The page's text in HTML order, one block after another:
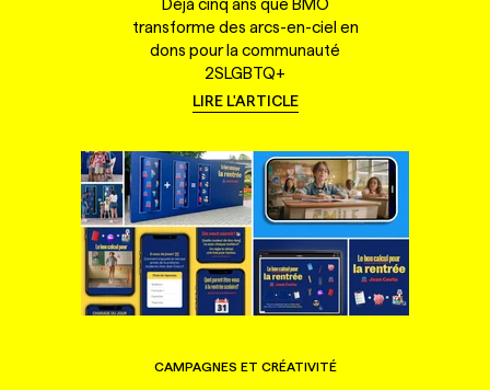
transforme des arcs-en-ciel en
dons pour la communauté
2SLGBTQ+
LIRE L'ARTICLE
CAMPAGNES ET CRÉATIVITÉ